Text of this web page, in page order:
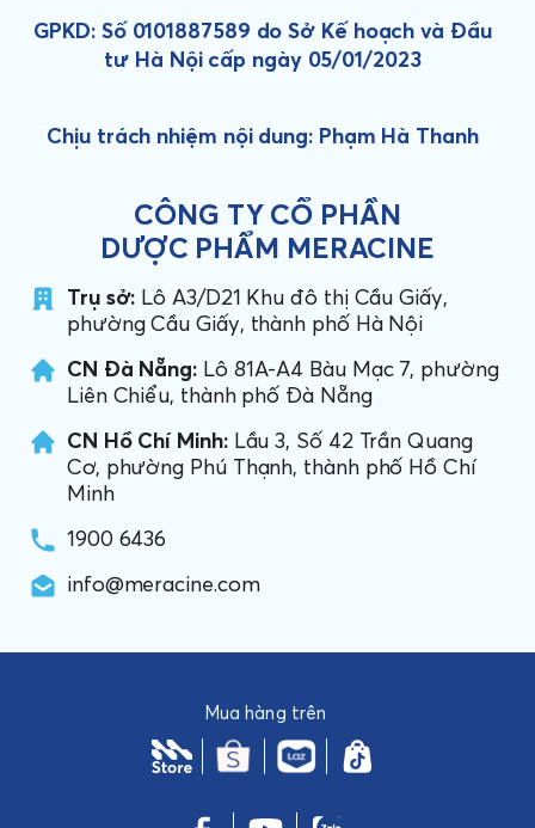
GPKD: Số 0101887589 do Sở Kế hoạch và Đầu
tư Hà Nội cấp ngày 05/01/2023
Chịu trách nhiệm nội dung: Phạm Hà Thanh
CÔNG TY CỔ PHẦN
DƯỢC PHẨM MERACINE
Trụ sở: Lô A3/D21 Khu đô thị Cầu Giấy,
phường Cầu Giấy, thành phố Hà Nội
CN Đà Nẵng: Lô 81A-A4 Bàu Mạc 7, phường
Liên Chiểu, thành phố Đà Nẵng
CN Hồ Chí Minh:Lầu 3, Số 42 Trần Quang
Cơ, phường Phú Thạnh, thành phố Hồ Chí
Minh
1900 6436
info@meracine.com
Mua hàng trên